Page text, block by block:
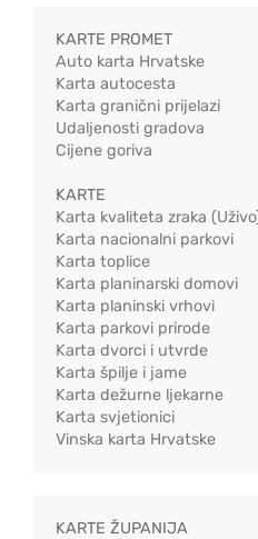
KARTE PROMET
Auto karta Hrvatske
Karta autocesta
Karta granični prijelazi
Udaljenosti gradova
Cijene goriva
KARTE
Karta kvaliteta zraka
Karta nacionalni parkovi
Karta toplice
Karta planinarski domovi
Karta planinski vrhovi
Karta parkovi prirode
Karta dvorci i utvrde
Karta špilje i jame
Karta dežurne ljekarne
Karta svjetionici
Vinska karta Hrvatske
KARTE ŽUPANIJA